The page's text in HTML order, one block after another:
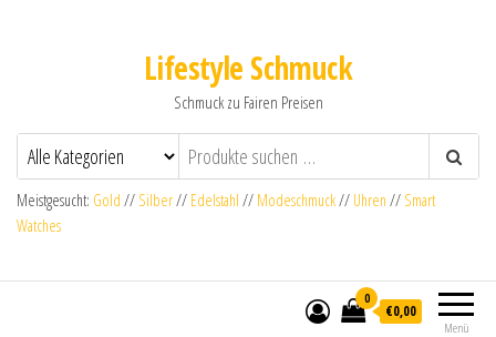
Lifestyle Schmuck
Schmuck zu Fairen Preisen
Meistgesucht: Gold // Silber// Edelstahl // Modeschmuck// Uhren // Smart
Watches
Menü
0
€0,00